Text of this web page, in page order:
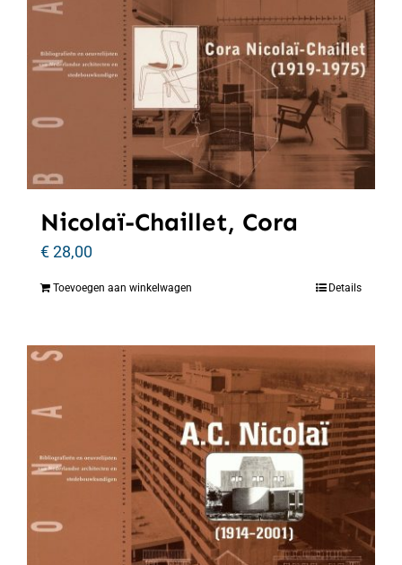
Nicolaï-Chaillet, Cora
€28,00
Toevoegen aan winkelwagen Details